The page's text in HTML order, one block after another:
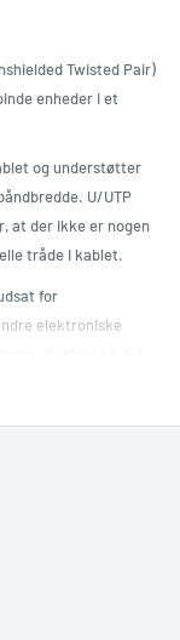
Twisted Pair)
enheder i et
og understøtter
U/UTP
at der ikke er nogen
tråde i kablet.
for
elektroniske
at placere
routere,